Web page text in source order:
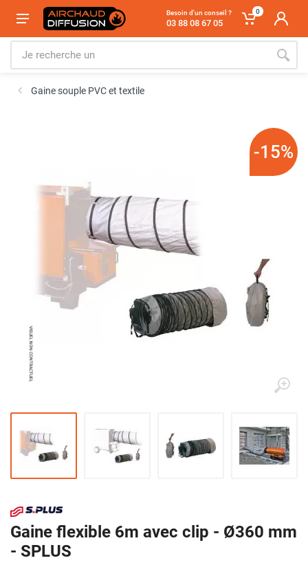
Besoin d'un conseil ?
03 88 08 67 05
0
Gaine souple PVC et textile
-15%
Gaine flexible 6m avec clip - Ø360 mm
- SPLUS